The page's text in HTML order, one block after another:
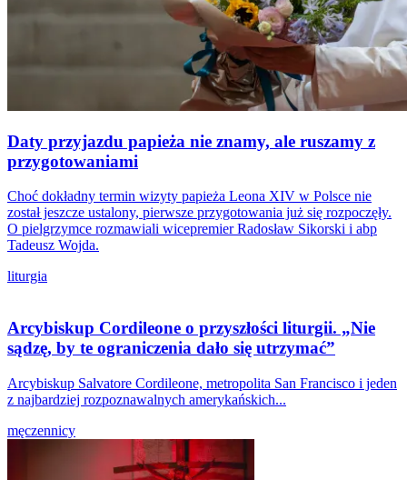
Daty przyjazdu papieża nie znamy, ale ruszamy z
przygotowaniami
Choć dokładny termin wizyty papieża Leona XIV w Polsce nie
został jeszcze ustalony, pierwsze przygotowania już się rozpoczęły.
O pielgrzymce rozmawiali wicepremier Radosław Sikorski i abp
Tadeusz Wojda.
liturgia
Arcybiskup Cordileone o przyszłości liturgii. „Nie
sądzę, by te ograniczenia dało się utrzymać”
Arcybiskup Salvatore Cordileone, metropolita San Francisco i jeden
z najbardziej rozpoznawalnych amerykańskich...
męczennicy